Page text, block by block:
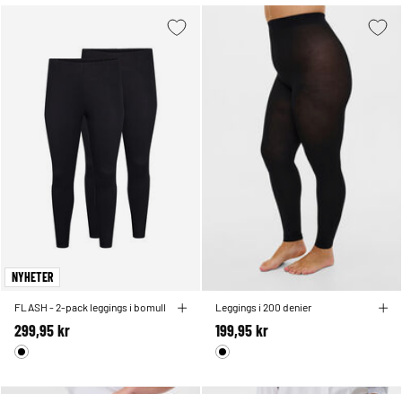
NYHETER
FLASH - 2-pack leggings i bomull
299,95 kr
Leggings i 200 denier
199,95 kr